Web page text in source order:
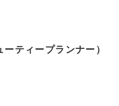
ティープランナー）